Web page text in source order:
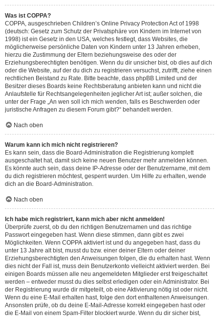
Was ist COPPA?
COPPA, ausgeschrieben Children’s Online Privacy Protection Act of 1998
(deutsch: Gesetz zum Schutz der Privatsphäre von Kindern im Internet von
1998) ist ein Gesetz in den USA, welches festlegt, dass Websites, die
möglicherweise persönliche Daten von Kindern unter 13 Jahren erheben,
hierzu die Zustimmung der Eltern beziehungsweise des oder der
Erziehungsberechtigten benötigen. Wenn du dir unsicher bist, ob dies auf dich
oder die Website, auf der du dich zu registrieren versuchst, zutrifft, ziehe einen
rechtlichen Beistand zu Rate. Bitte beachte, dass phpBB Limited und der
Besitzer dieses Boards keine Rechtsberatung anbieten kann und nicht die
Anlaufstelle für Rechtsangelegenheiten jeglicher Art ist; außer solchen, die
unter der Frage „An wen soll ich mich wenden, falls es Beschwerden oder
juristische Anfragen zu diesem Forum gibt?“ behandelt werden.
Nach oben
Warum kann ich mich nicht registrieren?
Es kann sein, dass die Board-Administration die Registrierung komplett
ausgeschaltet hat, damit sich keine neuen Benutzer mehr anmelden können.
Es könnte auch sein, dass deine IP-Adresse oder der Benutzername, mit dem
du dich registrieren möchtest, gesperrt wurden. Um Hilfe zu erhalten, wende
dich an die Board-Administration.
Nach oben
Ich habe mich registriert, kann mich aber nicht anmelden!
Überprüfe zuerst, ob du den richtigen Benutzernamen und das richtige
Passwort eingegeben hast. Wenn diese stimmen, dann gibt es zwei
Möglichkeiten. Wenn COPPA aktiviert ist und du angegeben hast, dass du
unter 13 Jahre alt bist, musst du bzw. einer deiner Eltern oder deiner
Erziehungsberechtigten den Anweisungen folgen, die du erhalten hast. Wenn
dies nicht der Fall ist, muss dein Benutzerkonto vielleicht aktiviert werden. Bei
einigen Boards müssen alle neu angemeldeten Mitglieder erst freigeschaltet
werden – entweder musst du dies selbst erledigen oder ein Administrator. Bei
der Registrierung wurde dir mitgeteilt, ob eine Aktivierung nötig ist oder nicht.
Wenn du eine E-Mail erhalten hast, folge den dort enthaltenen Anweisungen.
Ansonsten prüfe, ob du deine E-Mail-Adresse korrekt eingegeben hast oder
die E-Mail von einem Spam-Filter blockiert wurde. Wenn du dir sicher bist,